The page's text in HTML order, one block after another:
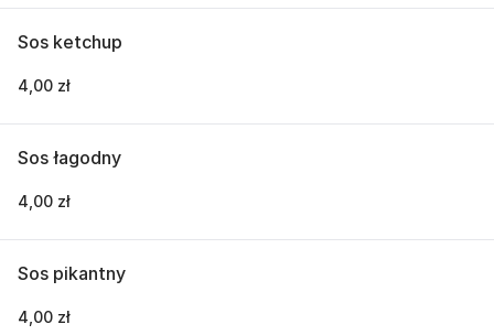
Sos ketchup
4,00 zł
Sos łagodny
4,00 zł
Sos pikantny
4,00 zł